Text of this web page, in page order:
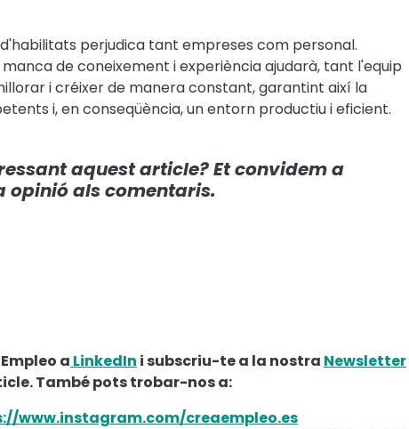
perjudica tant empreses com personal.
de coneixement i experiència ajudarà, tant l'equip
i créixer de manera constant, garantint així la
i, en conseqüència, un entorn productiu i eficient.
aquest article? Et convidem a
als comentaris.
a LinkedIn i subscriu-te a la nostra Newsletter
També pots trobar-nos a:
www.instagram.com/creaempleo.es